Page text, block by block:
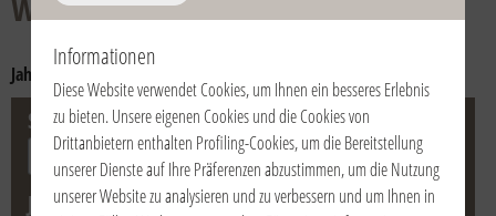
Jahr:
Stadt Land
Jahr
Informationen
Diese Website verwendet Cookies, um Ihnen ein besseres Erlebnis
zu bieten. Unsere eigenen Cookies und die Cookies von
Drittanbietern enthalten Profiling-Cookies, um die Bereitstellung
unserer Dienste auf Ihre Präferenzen abzustimmen, um die Nutzung
unserer Website zu analysieren und zu verbessern und um Ihnen in